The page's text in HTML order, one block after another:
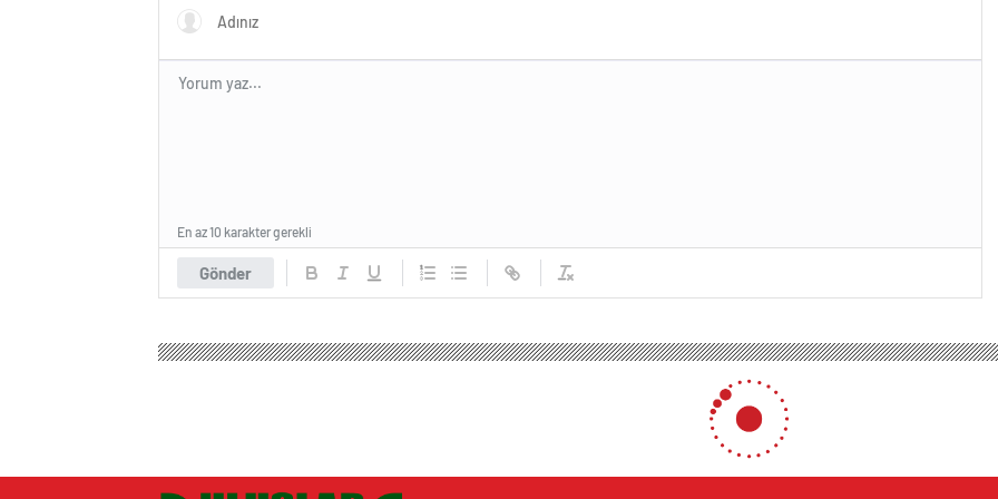
Gönder
En az 10 karakter gerekli
Atlı Polisler Kütahya’da Renkli Devriye Gerçekleştirdi
Atlı Polisler Kütahya’da Renkli Devriye